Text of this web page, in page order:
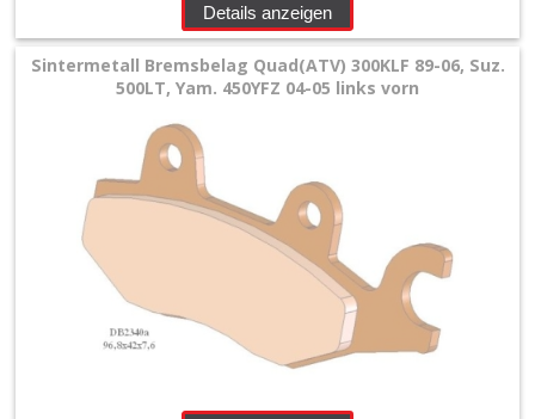
Details anzeigen
Sintermetall Bremsbelag Quad(ATV) 300KLF 89-06, Suz.
500LT, Yam. 450YFZ 04-05 links vorn